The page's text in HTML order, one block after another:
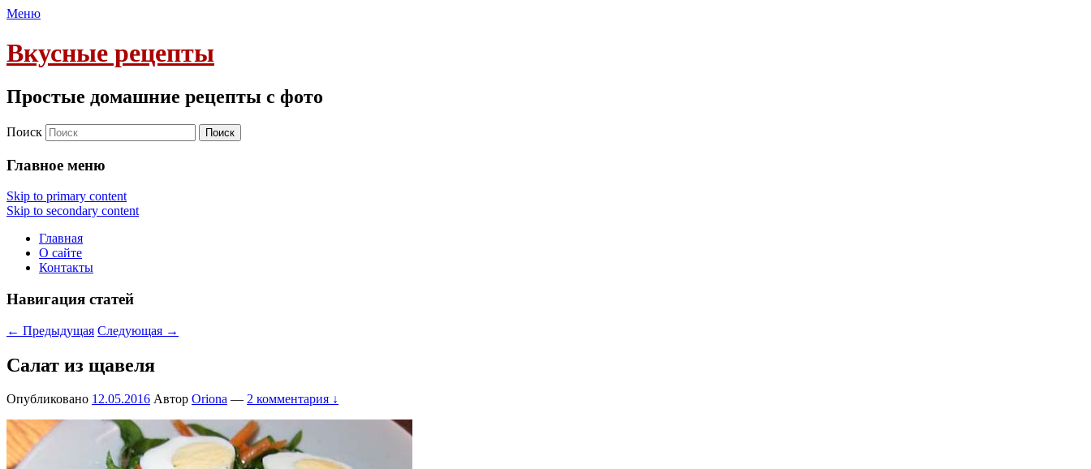
Меню
Вкусные рецепты
Простые домашние рецепты с фото
Поиск
Главное меню
Skip to primary content
Skip to secondary content
Главная
О сайте
Контакты
Навигация статей
← Предыдущая Следующая →
Салат из щавеля
Опубликовано 12.05.2016 Автор Oriona — 2 комментария ↓